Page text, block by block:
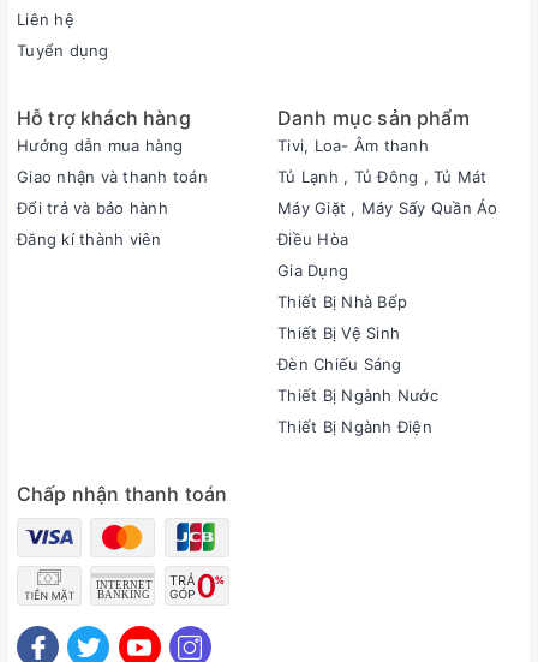
Liên hệ
Tuyển dụng
Hỗ trợ khách hàng
Hướng dẫn mua hàng
Giao nhận và thanh toán
Đổi trả và bảo hành
Đăng kí thành viên
Danh mục sản phẩm
Tivi, Loa- Âm thanh
Tủ Lạnh , Tủ Đông , Tủ Mát
Máy Giặt , Máy Sấy Quần Áo
Điều Hòa
Gia Dụng
Thiết Bị Nhà Bếp
Thiết Bị Vệ Sinh
Đèn Chiếu Sáng
Thiết Bị Ngành Nước
Thiết Bị Ngành Điện
Chấp nhận thanh toán